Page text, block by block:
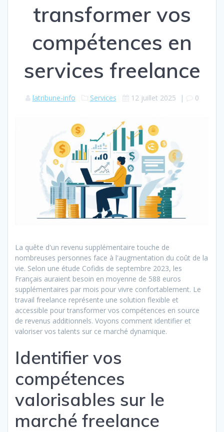
transformer vos
compétences en
services freelance
latribune-info Services 12 juillet 2025 | 0
La quête d'un revenu supplémentaire touche de
nombreuses personnes face à l'augmentation du coût de la
vie. Selon une étude Cofidis de septembre 2023, les
Français auraient besoin en moyenne de 588 euros
supplémentaires par mois pour vivre confortablement. Le
travail freelance représente une solution flexible et
accessible pour transformer vos compétences en source
de revenus additionnels. Voyons comment identifier et
valoriser vos talents sur ce marché dynamique.
Identifier vos
compétences
valorisables sur le
marché freelance